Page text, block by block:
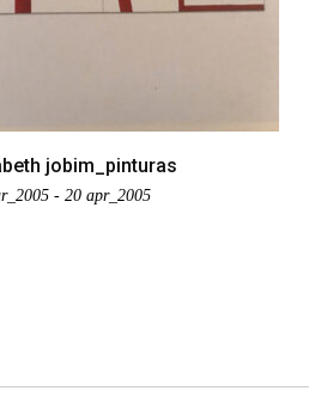
jobim_pinturas
- 20 apr_2005